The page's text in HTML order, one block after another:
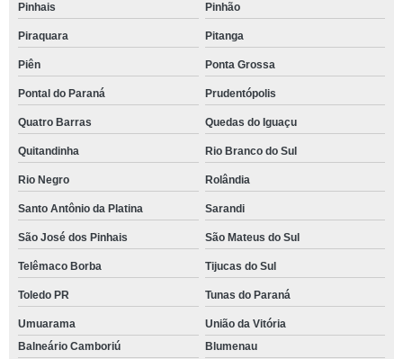
Pinhais Pinhão
Piraquara Pitanga
Piên Ponta Grossa
Pontal do Paraná Prudentópolis
Quatro Barras Quedas do Iguaçu
Quitandinha Rio Branco do Sul
Rio Negro Rolândia
Santo Antônio da Platina Sarandi
São José dos Pinhais São Mateus do Sul
Telêmaco Borba Tijucas do Sul
Toledo PR Tunas do Paraná
Umuarama
União da Vitória
Balneário Camboriú
Blumenau